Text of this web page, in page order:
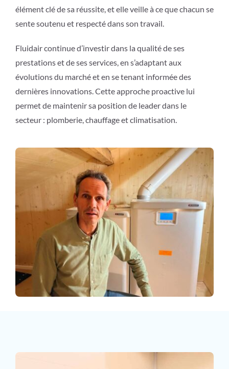
élément clé de sa réussite, et elle veille à ce que chacun se
sente soutenu et respecté dans son travail.
Fluidair continue d’investir dans la qualité de ses
prestations et de ses services, en s’adaptant aux
évolutions du marché et en se tenant informée des
dernières innovations. Cette approche proactive lui
permet de maintenir sa position de leader dans le
secteur : plomberie, chauffage et climatisation.